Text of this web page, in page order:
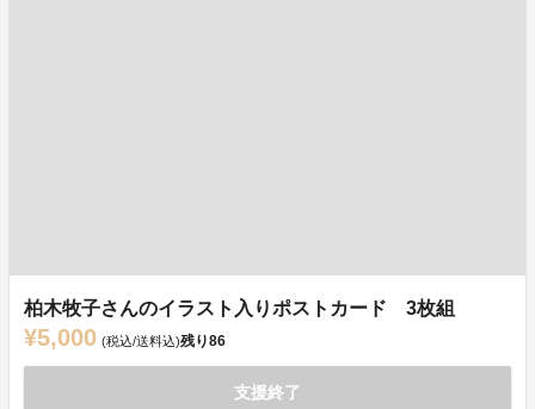
柏木牧子さんのイラスト入りポストカード 3枚組
¥5,000 (税込/送料込)残り86
支援終了